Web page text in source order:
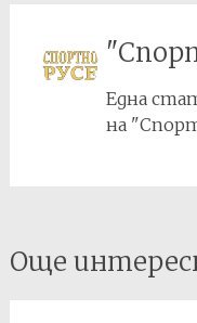
Една
на
Post
navigation
Още